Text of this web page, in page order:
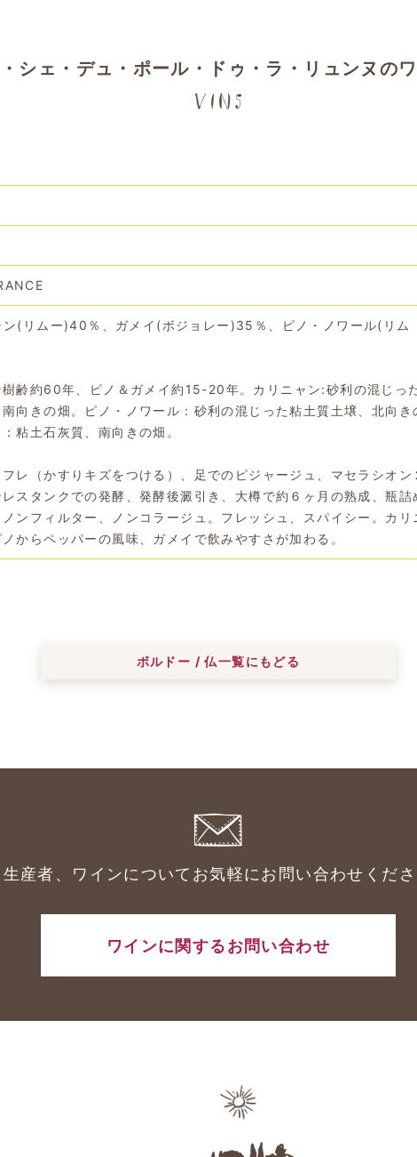
シェ・デュ・ポール・ドゥ・ラ・リュンヌの
(リムー)40％、ガメイ(ボジョレー)35％、ピノ・ノワール(リム
樹齢約60年、ピノ＆ガメイ約15-20年。カリニャン:砂利の混じっ
向きの畑。ピノ・ノワール：砂利の混じった粘土質土壌、北向き
粘土石灰質、南向きの畑。
レ（かすりキズをつける）、足でのピジャージュ、マセラシオン
スタンクでの発酵、発酵後澱引き、大樽で約６ヶ月の熟成、瓶詰
ンフィルター、ノンコラージュ。フレッシュ、スパイシー。カリ
からペッパーの風味、ガメイで飲みやすさが加わる。
ボルドー / 仏一覧にもどる
生産者、ワインについてお気軽にお問い合わせくだ
ワインに関するお問い合わせ